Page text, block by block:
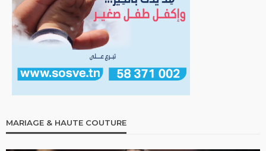
MARIAGE & HAUTE COUTURE